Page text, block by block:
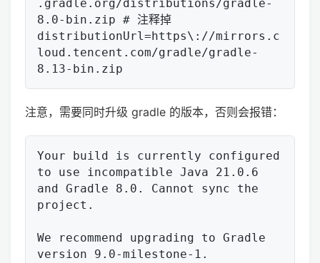
.gradle.org/distributions/gradle-
8.0-bin.zip # 注释掉
distributionUrl=https\://mirrors.c
loud.tencent.com/gradle/gradle-
注意，需要同时升级 gradle 的版本，否则会报错：
Your build is currently configured
to use incompatible Java 21.0.6
and Gradle 8.0. Cannot sync the
project.
We recommend upgrading to Gradle
version 9.0-milestone-1.